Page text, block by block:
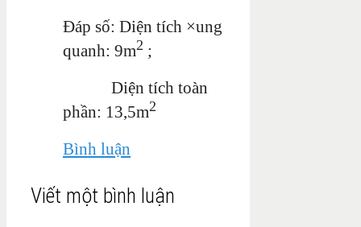
Đáp số: Diện tích ×ung
quanh: 9m2 ;
Diện tích toàn
phần: 13,5m2
Bình luận
Viết một bình luận